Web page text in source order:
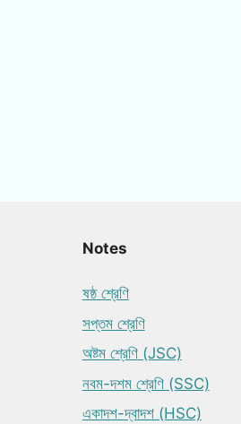
Notes
ষষ্ঠ শ্রেণি
সপ্তম শ্রেণি
অষ্টম শ্রেণি (JSC)
নবম-দশম শ্রেণি (SSC)
একাদশ-দ্বাদশ (HSC)